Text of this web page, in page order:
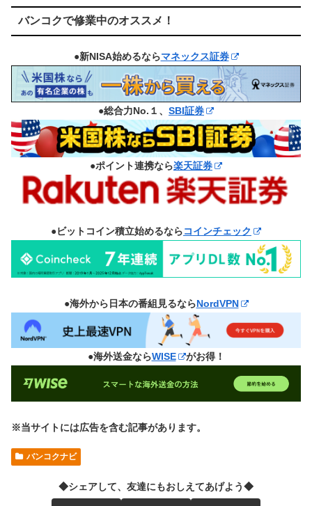
バンコクで修業中のオススメ！
●新NISA始めるならマネックス証券
●総合力No.１、 SBI証券
●ポイント連携なら楽天証券
●ビットコイン積立始めるならコインチェック
●海外から日本の番組見るならNordVPN
●海外送金ならWISE がお得！
※当サイトには広告を含む記事があります。
バンコクナビ
◆シェアして、友達にもおしえてあげよう◆